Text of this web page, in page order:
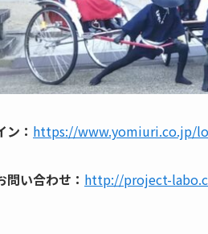
： https://www.yomiuri.co.jp/
い合わせ： http://project-